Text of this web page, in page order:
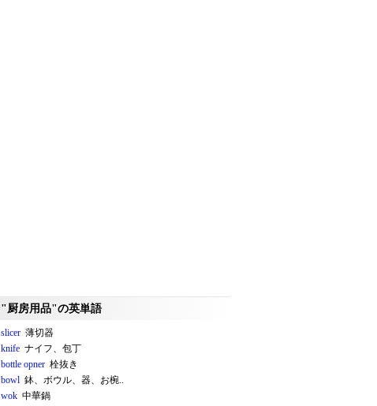
"厨房用品"の英単語
slicer 薄切器
knife ナイフ、包丁
bottle opner 栓抜き
bowl 鉢、ボウル、器、お椀..
wok 中華鍋